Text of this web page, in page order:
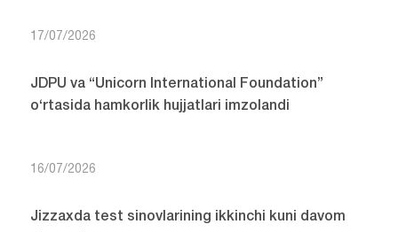
17/07/2026
JDPU va “Unicorn International Foundation”
o‘rtasida hamkorlik hujjatlari imzolandi
16/07/2026
Jizzaxda test sinovlarining ikkinchi kuni davom